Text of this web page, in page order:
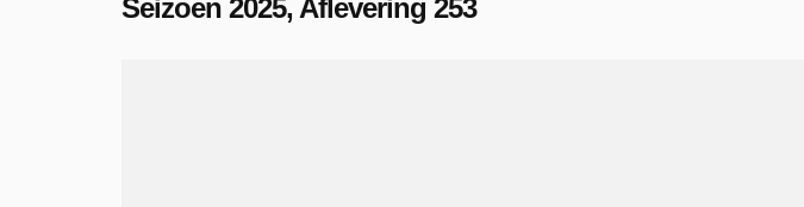
Seizoen 2025, Aflevering 253